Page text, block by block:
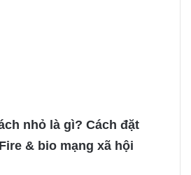
nhỏ là gì? Cách đặt
& bio mạng xã hội